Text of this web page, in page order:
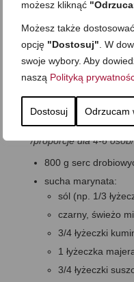
możesz kliknąć
Możesz także
opcję "Dostosuj" . W
swoje wybory. Aby
naszą Polityką
Dostosuj Odrzucam
Co zrobić z
drobiowych w
mleku
czas:ok. 60 minut
/proporcje dla 4-6 osób/
800 g serc
sucha marynata:
sól (np. 1/3
czarny, świeżo
3/4 łyżeczki
1 łyżeczka
3/4 łyżeczki